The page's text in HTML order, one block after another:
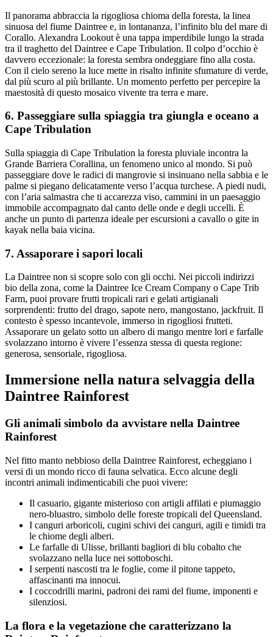
Il panorama abbraccia la rigogliosa chioma della foresta, la linea
sinuosa del fiume Daintree e, in lontananza, l’infinito blu del mare di
Corallo. Alexandra Lookout è una tappa imperdibile lungo la strada
tra il traghetto del Daintree e Cape Tribulation. Il colpo d’occhio è
davvero eccezionale: la foresta sembra ondeggiare fino alla costa.
Con il cielo sereno la luce mette in risalto infinite sfumature di verde,
dal più scuro al più brillante. Un momento perfetto per percepire la
maestosità di questo mosaico vivente tra terra e mare.
6. Passeggiare sulla spiaggia tra giungla e oceano a
Cape Tribulation
Sulla spiaggia di Cape Tribulation la foresta pluviale incontra la
Grande Barriera Corallina, un fenomeno unico al mondo. Si può
passeggiare dove le radici di mangrovie si insinuano nella sabbia e le
palme si piegano delicatamente verso l’acqua turchese. A piedi nudi,
con l’aria salmastra che ti accarezza viso, cammini in un paesaggio
immobile accompagnato dal canto delle onde e degli uccelli. È
anche un punto di partenza ideale per escursioni a cavallo o gite in
kayak nella baia vicina.
7. Assaporare i sapori locali
La Daintree non si scopre solo con gli occhi. Nei piccoli indirizzi
bio della zona, come la Daintree Ice Cream Company o Cape Trib
Farm, puoi provare frutti tropicali rari e gelati artigianali
sorprendenti: frutto del drago, sapote nero, mangostano, jackfruit. Il
contesto è spesso incantevole, immerso in rigogliosi frutteti.
Assaporare un gelato sotto un albero di mango mentre lori e farfalle
svolazzano intorno è vivere l’essenza stessa di questa regione:
generosa, sensoriale, rigogliosa.
Immersione nella natura selvaggia della
Daintree Rainforest
Gli animali simbolo da avvistare nella Daintree
Rainforest
Nel fitto manto nebbioso della Daintree Rainforest, echeggiano i
versi di un mondo ricco di fauna selvatica. Ecco alcune degli
incontri animali indimenticabili che puoi vivere:
Il casuario, gigante misterioso con artigli affilati e piumaggio
nero-bluastro, simbolo delle foreste tropicali del Queensland.
I canguri arboricoli, cugini schivi dei canguri, agili e timidi tra
le chiome degli alberi.
Le farfalle di Ulisse, brillanti bagliori di blu cobalto che
svolazzano nella luce nei sottoboschi.
I serpenti nascosti tra le foglie, come il pitone tappeto,
affascinanti ma innocui.
I coccodrilli marini, padroni dei rami del fiume, imponenti e
silenziosi.
La flora e la vegetazione che caratterizzano la